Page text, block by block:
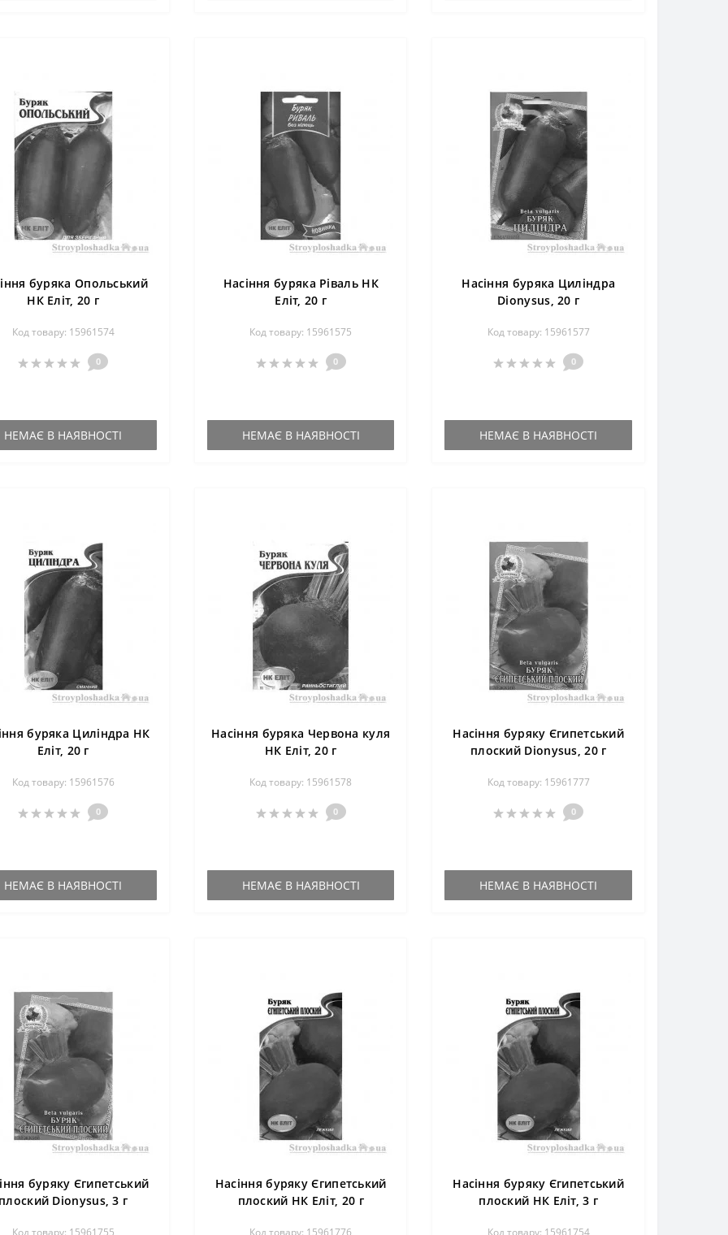
буряка Опольський
НК Еліт, 20 г
Код товару: 15961574
0
НЕМАЄ В НАЯВНОСТІ
Насіння буряка Ріваль НК
Еліт, 20 г
Код товару: 15961575
0
НЕМАЄ В НАЯВНОСТІ
Насіння буряка Циліндра
Dionysus, 20 г
Код товару: 15961577
0
НЕМАЄ В НАЯВНОСТІ
буряка Циліндра НК
Еліт, 20 г
Код товару: 15961576
0
НЕМАЄ В НАЯВНОСТІ
Насіння буряка Червона куля
НК Еліт, 20 г
Код товару: 15961578
0
НЕМАЄ В НАЯВНОСТІ
Насіння буряку Єгипетський
плоский Dionysus, 20 г
Код товару: 15961777
0
НЕМАЄ В НАЯВНОСТІ
буряку Єгипетський
Dionysus, 3 г
Насіння буряку Єгипетський
плоский НК Еліт, 20 г
Насіння буряку Єгипетський
плоский НК Еліт, 3 г